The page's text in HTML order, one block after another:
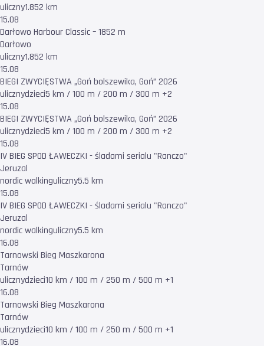
uliczny1.852 km
15.08
Darłowo Harbour Classic – 1852 m
Darłowo
uliczny1.852 km
15.08
BIEGI ZWYCIĘSTWA „Goń bolszewika, Goń” 2026
ulicznydzieci5 km / 100 m / 200 m / 300 m +2
15.08
BIEGI ZWYCIĘSTWA „Goń bolszewika, Goń” 2026
ulicznydzieci5 km / 100 m / 200 m / 300 m +2
15.08
IV BIEG SPOD ŁAWECZKI - śladami serialu "Ranczo"
Jeruzal
nordic walkinguliczny5.5 km
15.08
IV BIEG SPOD ŁAWECZKI - śladami serialu "Ranczo"
Jeruzal
nordic walkinguliczny5.5 km
16.08
Tarnowski Bieg Maszkarona
Tarnów
ulicznydzieci10 km / 100 m / 250 m / 500 m +1
16.08
Tarnowski Bieg Maszkarona
Tarnów
ulicznydzieci10 km / 100 m / 250 m / 500 m +1
16.08